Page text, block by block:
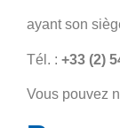
ayant son
Tél. : +33 (2)
Vous pouvez